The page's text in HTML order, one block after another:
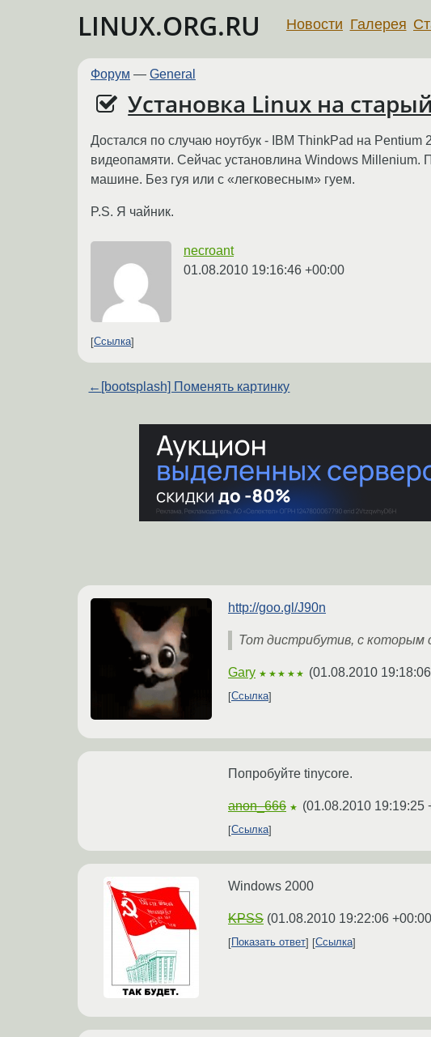
LINUX.ORG.RU Новости Галерея
Форум — General
Установка Linux на
Достался по случаю ноутбук - IBM ThinkPad на
видеопамяти. Сейчас установлина Windows Millenium.
машине. Без гуя или с «легковесным» гуем.
P.S. Я чайник.
necroant
01.08.2010 19:16:46 +00:00
Ссылка
← [bootsplash] Поменять картинку
http://goo.gl/J90n
Тот дистрибутив, с которым
Gary ★★★★★ (01.08.2010
Ссылка
Попробуйте tinycore.
anon_666 ★ (01.08.2010 19:19:25
Ссылка
Windows 2000
KPSS (01.08.2010 19:22:06 +00:00
Показать ответ Ссылка